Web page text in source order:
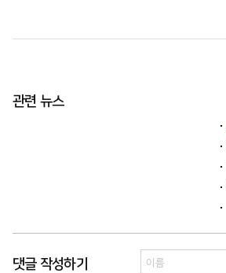
관련 뉴스
댓글 작성하기